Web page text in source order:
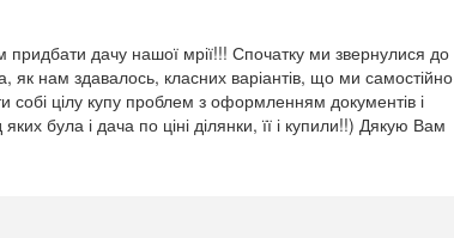
дачу нашої мрії!!! Спочатку ми звернулися до
як нам здавалось, класних варіантів, що ми самостійно
цілу купу проблем з оформленням документів і
була і дача по ціні ділянки, її і купили!!) Дякую Вам